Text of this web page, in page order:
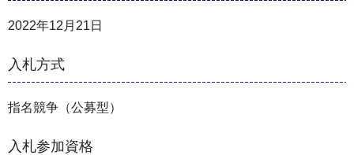
2022年12月21日
入札方式
指名競争（公募型）
入札参加資格